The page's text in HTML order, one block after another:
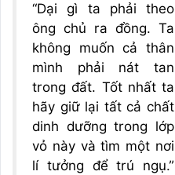
“Dại gì ta phải theo
ông chủ ra đồng. Ta
không muốn cả thân
mình phải nát tan
trong đất. Tốt nhất ta
hãy giữ lại tất cả chất
dinh dưỡng trong lớp
vỏ này và tìm một nơi
lí tưởng để trú ngụ.”